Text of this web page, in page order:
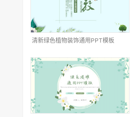
清新绿色植物装饰通用PPT模板